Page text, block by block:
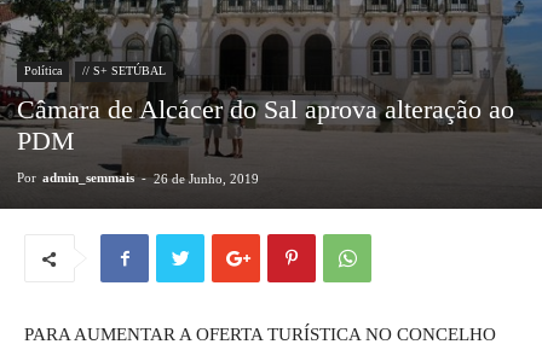
Política // S+ SETÚBAL
Câmara de Alcácer do Sal aprova alteração ao
PDM
Por admin_semmais - 26 de Junho, 2019
PARA AUMENTAR A OFERTA TURÍSTICA NO CONCELHO